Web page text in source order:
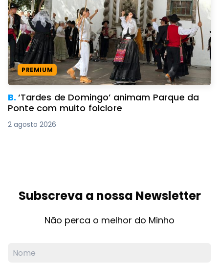
PREMIUM
B.‘Tardes de Domingo’ animam Parque da
Ponte com muito folclore
2 agosto 2026
Subscreva a nossa Newsletter
Não perca o melhor do Minho